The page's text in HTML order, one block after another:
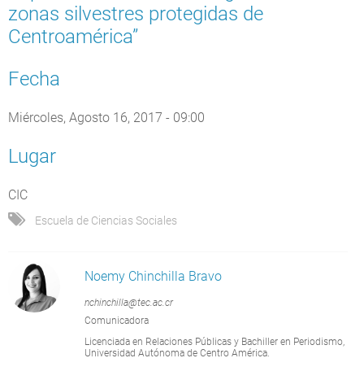
zonas silvestres protegidas de
Centroamérica”
Fecha
Miércoles, Agosto 16, 2017 - 09:00
Lugar
CIC
Escuela de Ciencias Sociales
Noemy Chinchilla Bravo
nchinchilla@tec.ac.cr
Comunicadora
Licenciada en Relaciones Públicas y Bachiller en Periodismo,
Universidad Autónoma de Centro América.